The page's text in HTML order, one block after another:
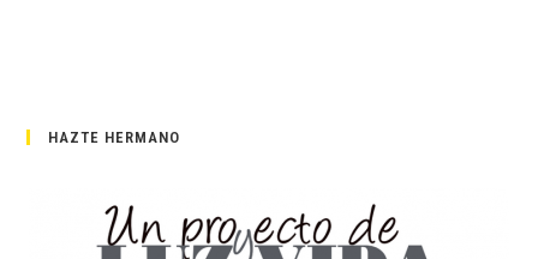
HAZTE HERMANO